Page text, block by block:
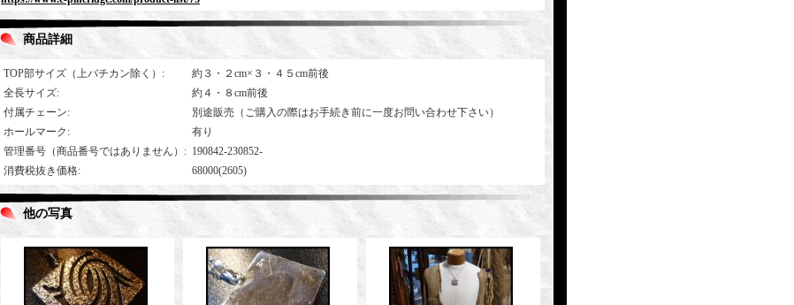
商品詳細
TOP部サイズ（上バチカン除く） :
約３・２cm×３・４５cm前後
全長サイズ:
約４・８cm前後
付属チェーン:
別途販売（ご購入の際はお手続き前に一度お問い合わせ下さい）
ホールマーク :
有り
管理番号（商品番号ではありません） : 190842-230852-
消費税抜き価格: 68000(2605)
他の写真